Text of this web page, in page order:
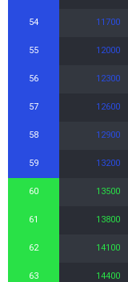
54 11700
55 12000
56 12300
57 12600
58 12900
59 13200
60 13500
61 13800
62 14100
63 14400